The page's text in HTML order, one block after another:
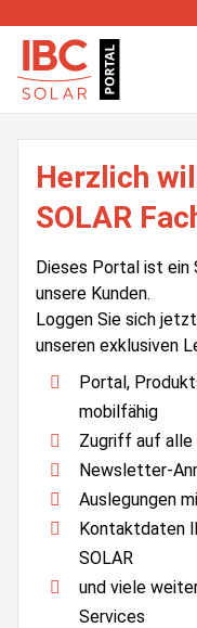
Herzlich
SOLAR
Dieses Portal ist ein
unsere Kunden.
Loggen Sie sich
unseren exklusiven
Portal,
mobilfähig
Zugriff auf alle
Newsletter-
Auslegungen
Kontaktdaten
SOLAR
und viele
Services